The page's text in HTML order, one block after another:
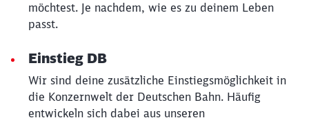
möchtest. Je nachdem, wie es zu deinem Leben
passt.
Einstieg DB
Wir sind deine zusätzliche Einstiegsmöglichkeit in
die Konzernwelt der Deutschen Bahn. Häufig
entwickeln sich dabei aus unseren